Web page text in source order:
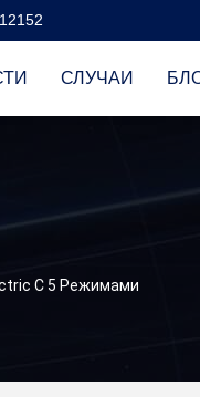
СЛУЧАИ
С 5 Режимами